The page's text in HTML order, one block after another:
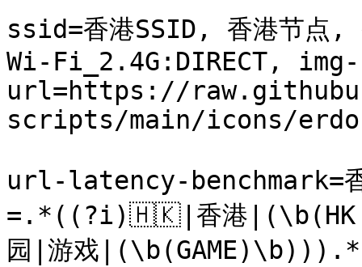
ssid=香港SSID, 香港节点,
Wi-Fi_2.4G:DIRECT, img-
url=https://
scripts/main/icons/
url-latency-benchmark=
=.*((?i)🇭🇰|香港
园|游戏